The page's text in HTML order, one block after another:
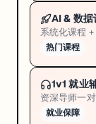
AI & 数据
系统化课程
热门课程
1v1 就业
资深导师一
就业保障